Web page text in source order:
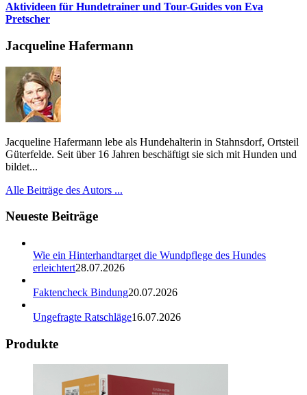
Aktivideen für Hundetrainer und Tour-Guides von Eva
Pretscher
Jacqueline Hafermann
Jacqueline Hafermann lebe als Hundehalterin in Stahnsdorf, Ortsteil
Güterfelde. Seit über 16 Jahren beschäftigt sie sich mit Hunden und
bildet...
Alle Beiträge des Autors ...
Neueste Beiträge
Wie ein Hinterhandtarget die Wundpflege des Hundes
erleichtert28.07.2026
Faktencheck Bindung20.07.2026
Ungefragte Ratschläge16.07.2026
Produkte